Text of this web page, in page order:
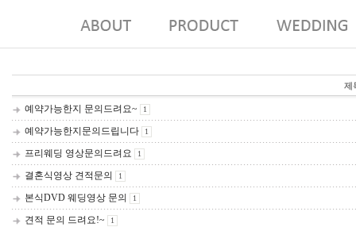
제
예약가능한지 문의드려요~ 1
예약가능한지문의드립니다 1
프리웨딩 영상문의드려요 1
결혼식영상 견적문의 1
본식DVD 웨딩영상 문의 1
견적 문의 드려요!~ 1